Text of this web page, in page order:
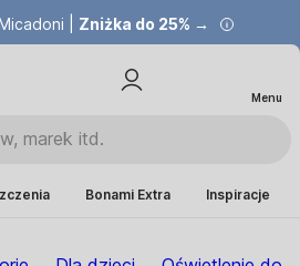
| Zniżka do 25% →
Menu
Bonami Extra Inspiracje